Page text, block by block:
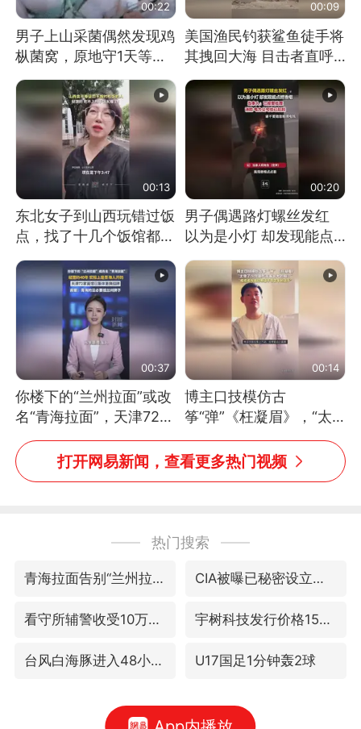
00:22
男子上山采菌偶然发现鸡
枞菌窝，原地守1天等它
长大：挖了140多朵
00:09
美国渔民钓获鲨鱼徒手将
其拽回大海 目击者直呼
震惊 （视频来源：参考
消息）
00:13
东北女子到山西玩错过饭
点，找了十几个饭馆都没
开门：午休到几点
00:20
男子偶遇路灯螺丝发红
以为是小灯 却发现能点
燃香烟 当事人：已报警
处理
00:37
你楼下的“兰州拉面”或改
名“青海拉面”，天津72家
面馆已集体更换招牌
00:14
博主口技模仿古
筝“弹”《枉凝眉》，“太
像了～你是吃古筝长大的
吗？”“或将成为首位考级
不带古筝的选手。”（来
打开网易新闻，查看更多热门视频
热门搜索
青海拉面告别“兰州拉面” CIA被曝已秘密设立古巴工作组
看守所辅警收受10万获刑1年 宇树科技发行价格150.80元/股
台风白海豚进入48小时警戒线 U17国足1分钟轰2球